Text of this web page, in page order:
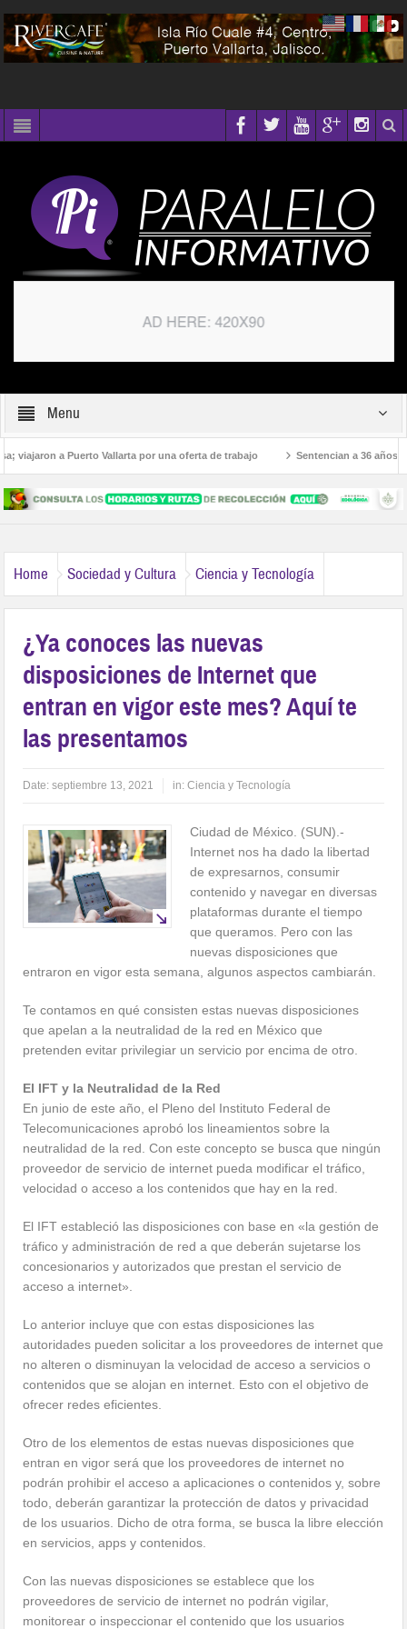
Menu
a Puerto Vallarta por una oferta de trabajo Sentencian a 36 años de
Home Sociedad y Cultura Ciencia y Tecnología
¿Ya conoces las nuevas
disposiciones de Internet que
entran en vigor este mes? Aquí te
las presentamos
Date:septiembre 13, 2021 in:Ciencia y Tecnología
Ciudad de México. (SUN).-
Internet nos ha dado la libertad
de expresarnos, consumir
contenido y navegar en diversas
plataformas durante el tiempo
que queramos. Pero con las
nuevas disposiciones que
entraron en vigor esta semana, algunos aspectos cambiarán.
Te contamos en qué consisten estas nuevas disposiciones
que apelan a la neutralidad de la red en México que
pretenden evitar privilegiar un servicio por encima de otro.
El IFT y la Neutralidad de la Red
En junio de este año, el Pleno del Instituto Federal de
Telecomunicaciones aprobó los lineamientos sobre la
neutralidad de la red. Con este concepto se busca que ningún
proveedor de servicio de internet pueda modificar el tráfico,
velocidad o acceso a los contenidos que hay en la red.
El IFT estableció las disposiciones con base en «la gestión de
tráfico y administración de red a que deberán sujetarse los
concesionarios y autorizados que prestan el servicio de
acceso a internet».
Lo anterior incluye que con estas disposiciones las
autoridades pueden solicitar a los proveedores de internet que
no alteren o disminuyan la velocidad de acceso a servicios o
contenidos que se alojan en internet. Esto con el objetivo de
ofrecer redes eficientes.
Otro de los elementos de estas nuevas disposiciones que
entran en vigor será que los proveedores de internet no
podrán prohibir el acceso a aplicaciones o contenidos y, sobre
todo, deberán garantizar la protección de datos y privacidad
de los usuarios. Dicho de otra forma, se busca la libre elección
en servicios, apps y contenidos.
Con las nuevas disposiciones se establece que los
proveedores de servicio de internet no podrán vigilar,
monitorear o inspeccionar el contenido que los usuarios